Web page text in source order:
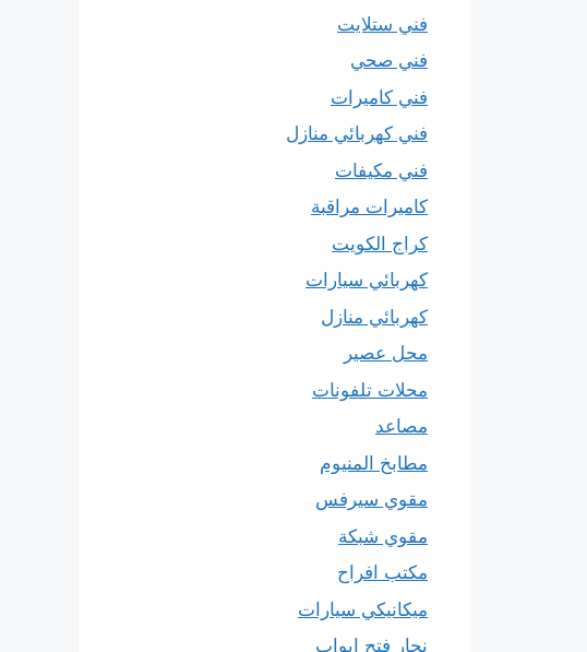
فني ستلايت
فني صحي
فني كاميرات
فني كهربائي منازل
فني مكيفات
كاميرات مراقبة
كراج الكويت
كهربائي سيارات
كهربائي منازل
محل عصير
محلات تلفونات
مصاعد
مطابخ المنيوم
مقوي سيرفس
مقوي شبكة
مكتب افراح
ميكانيكي سيارات
نجار فتح ابواب